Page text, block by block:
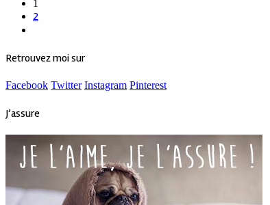
1
2
Retrouvez moi sur
Facebook Twitter Instagram Pinterest
J’assure